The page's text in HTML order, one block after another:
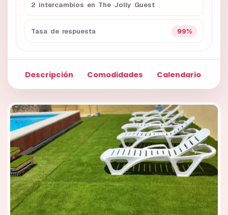
2 intercambios en The Jolly Guest
Tasa de respuesta 99%
Descripción Comodidades Calendario